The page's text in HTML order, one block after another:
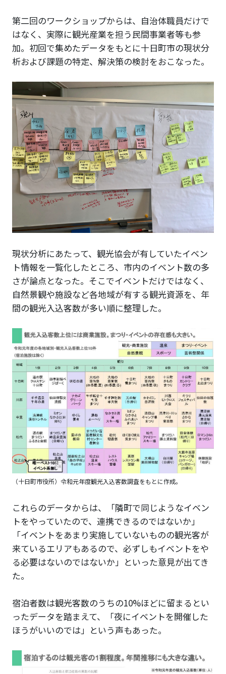
第二回のワークショップからは、自治体職員だけで
はなく、実際に観光産業を担う民間事業者等も参
加。初回で集めたデータをもとに十日町市の現状分
析および課題の特定、解決策の検討をおこなった。
現状分析にあたって、観光協会が有していたイベン
ト情報を一覧化したところ、市内のイベント数の多
さが論点となった。そこでイベントだけではなく、
自然景観や施設など各地域が有する観光資源を、年
間の観光入込客数が多い順に整理した。
（十日町市役所）令和元年度観光入込客数調査をもとに作成。
これらのデータからは、「隣町で同じようなイベン
トをやっていたので、連携できるのではないか」
「イベントをあまり実施していないものの観光客が
来ているエリアもあるので、必ずしもイベントをや
る必要はないのではないか」といった意見が出てき
た。
宿泊者数は観光客数のうちの10%ほどに留まるとい
ったデータを踏まえて、「夜にイベントを開催した
ほうがいいのでは」という声もあった。